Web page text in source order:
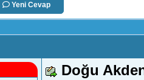
Yeni Cevap
Doğu